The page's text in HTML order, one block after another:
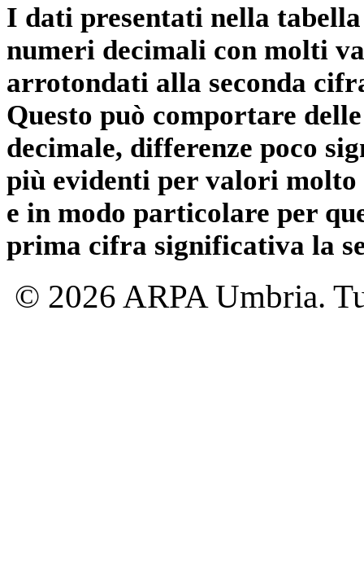
I dati presentati nella
numeri decimali con molti
arrotondati alla seconda
Questo può comportare
decimale, differenze poco
più evidenti per valori
e in modo particolare per
prima cifra significativa la
© 2026 ARPA Umbria.